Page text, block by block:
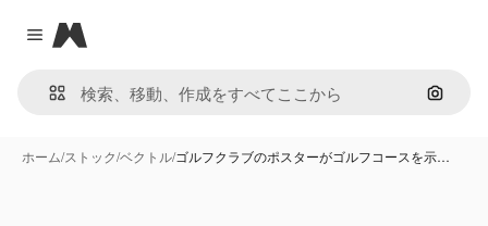
Close menu
Magnific
画像で
ホーム/ストック/ベクトル/ゴルフクラブのポスターがゴルフコースを示…